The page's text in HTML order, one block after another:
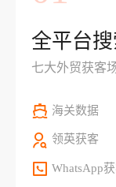
全平台
七大外贸获客
海关数据
领英获客
WhatsApp